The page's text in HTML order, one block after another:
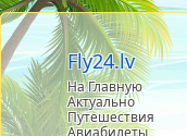
Fly24.lv
На Главную
Актуально
Путешествия
Авиабилеты